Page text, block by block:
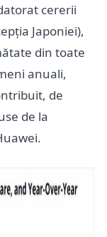
cererii
Japoniei),
din toate
anuali,
de
de la